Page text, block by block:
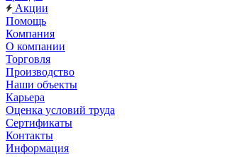
Акции
Помощь
Компания
О компании
Торговля
Производство
Наши объекты
Карьера
Оценка условий труда
Сертификаты
Контакты
Информация